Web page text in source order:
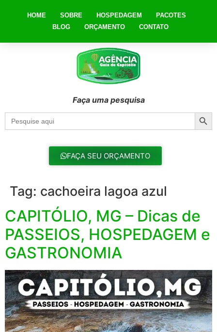
HOME SOBRE HOSPEDAGEM
PACOTES
BLOG
ORÇAMENTO CONTATO
Faça uma pesquisa
Search
for:
FAÇA SEU ORÇAMENTO
Tag: cachoeira lagoa azul
CAPITÓLIO, MG – Dicas de
PASSEIOS, HOSPEDAGEM e
GASTRONOMIA